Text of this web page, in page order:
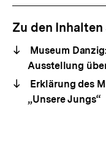
Zu den
Museum
Ausstellung
Erklärung des
„Unsere Jungs“